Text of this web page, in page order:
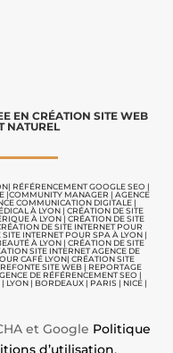
EN CRÉATION SITE WEB
NATUREL
| RÉFÉRENCEMENT GOOGLE SEO |
|COMMUNITY MANAGER | AGENCE
COMMUNICATIONDIGITALE |
À LYON | CRÉATION DE SITE
À LYON| CRÉATION DE SITE
DE SITE INTERNET POUR
SITE INTERNET POUR SPA À LYON |
À LYON | CRÉATION DE SITE
SITE INTERNET AGENCE DE
CAFÉ LYON| CRÉATION SITE
SITE WEB| REPORTAGE
DE RÉFÉRENCEMENT SEO |
| LYON | BORDEAUX | PARIS | NICE |
et Google Politique
d’utilisation.